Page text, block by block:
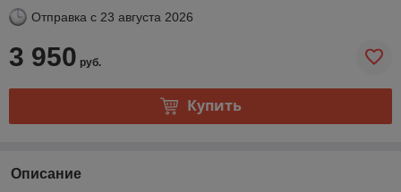
Отправка с 23 августа 2026
3 950 руб.
Купить
Описание